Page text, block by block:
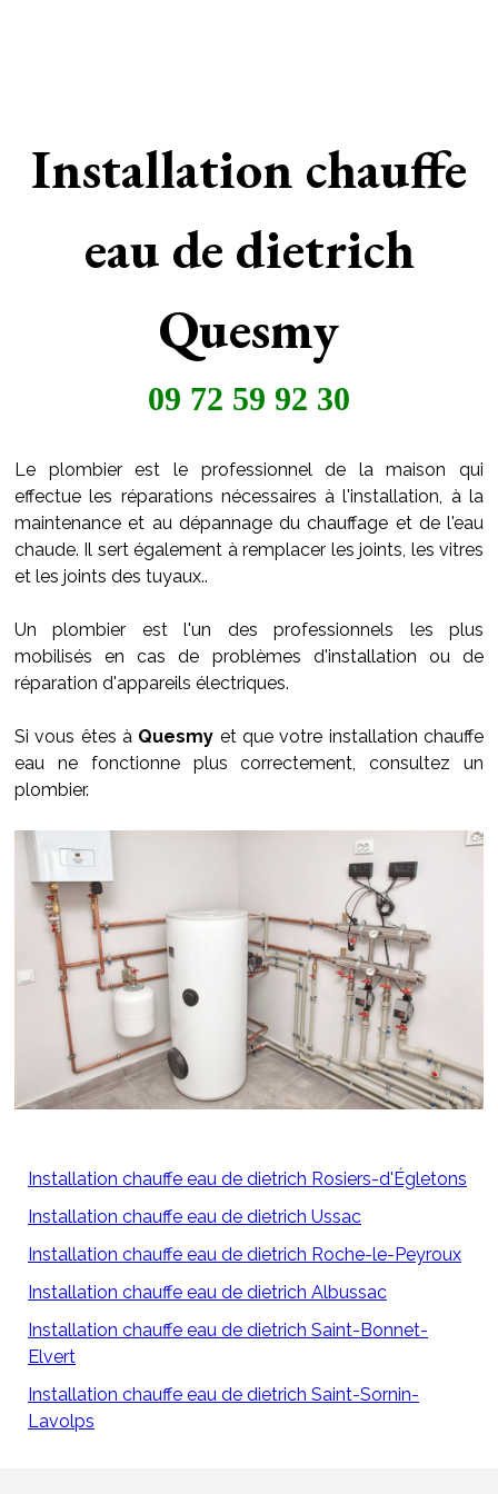
Installation chauffe
eau de dietrich
Quesmy
09 72 59 92 30
Le plombier est le professionnel de la maison qui
effectue les réparations nécessaires à l'installation, à la
maintenance et au dépannage du chauffage et de l'eau
chaude. Il sert également à remplacer les joints, les vitres
et les joints des tuyaux..
Un plombier est l'un des professionnels les plus
mobilisés en cas de problèmes d'installation ou de
réparation d'appareils électriques.
Si vous êtes à Quesmy et que votre installation chauffe
eau ne fonctionne plus correctement, consultez un
plombier.
Installation chauffe eau de dietrich Rosiers-d'Égletons
Installation chauffe eau de dietrich Ussac
Installation chauffe eau de dietrich Roche-le-Peyroux
Installation chauffe eau de dietrich Albussac
Installation chauffe eau de dietrich Saint-Bonnet-
Elvert
Installation chauffe eau de dietrich Saint-Sornin-
Lavolps